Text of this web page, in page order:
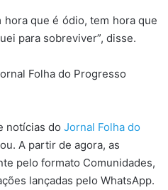
hora que é ódio, tem hora que
para sobreviver”, disse.
Folha do Progresso
notícias do Jornal Folha do
A partir de agora, as
pelo formato Comunidades,
lançadas pelo WhatsApp.